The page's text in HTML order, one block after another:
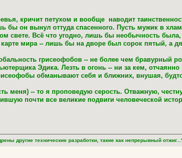
кричит петухом и вообще наводит
бы он вынул оттуда спасенного. Пусть мужик в
свете. Всё что угодно, лишь бы необычность
карте мира -- лишь бы на дворе был сорок пятый, а
грисеофобов -- не более чем бравурный
Эдика. Лезть в огонь -- ни за кем,
обманывают себя и ближних, внушая,
меня) -- то я проповедую серость. Отважную,
почти все великие подвиги человеческой
другие технические разработки, такие как непрерывный